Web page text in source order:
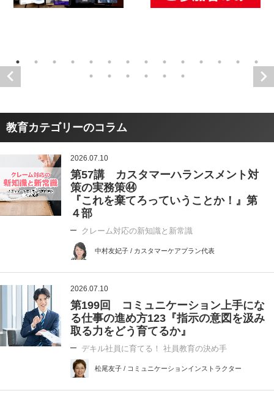
教育カテゴリーのコラム
2026.07.10
第57講 カスタマーハランスメント対
策の実務策㊹
『これを棄てろっていうことか！』第
４部
クレーム対応の新知識と新常識
中村友妃子 / カスタマーケアプラン代表
2026.07.10
第199回 コミュニケーション上手にな
る仕事の進め方123『指示の意図を汲み
取る力をどう育てるか』
デキル社員に育てる！ 社員教育の決め手
松尾友子 / コミュニケーションインストラクター